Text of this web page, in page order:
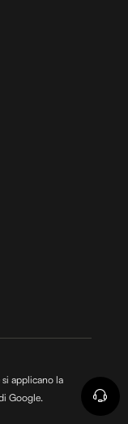
applicano la
Google.